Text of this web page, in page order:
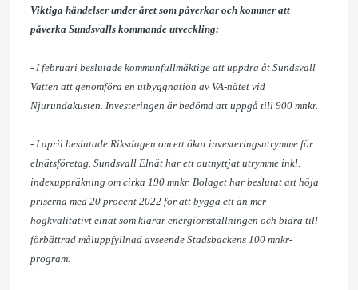
Viktiga händelser under året som påverkar och kommer att
påverka Sundsvalls kommande utveckling:
- I februari beslutade kommunfullmäktige att uppdra åt Sundsvall
Vatten att genomföra en utbyggnation av VA-nätet vid
Njurundakusten. Investeringen är bedömd att uppgå till 900 mnkr.
- I april beslutade Riksdagen om ett ökat investeringsutrymme för
elnätsföretag. Sundsvall Elnät har ett outnyttjat utrymme inkl.
indexuppräkning om cirka 190 mnkr. Bolaget har beslutat att höja
priserna med 20 procent 2022 för att bygga ett än mer
högkvalitativt elnät som klarar energiomställningen och bidra till
förbättrad måluppfyllnad avseende Stadsbackens 100 mnkr-
program.